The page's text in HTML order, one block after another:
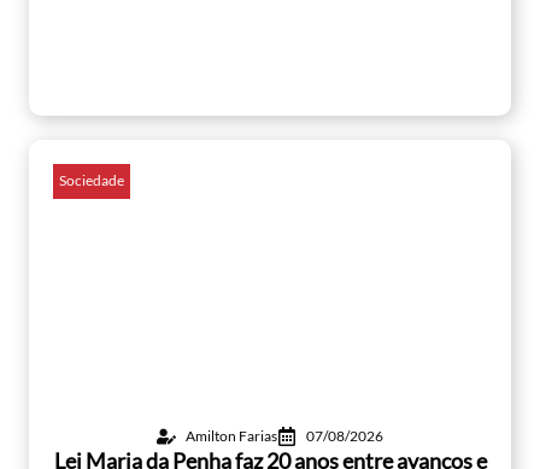
Sociedade
Amilton Farias 07/08/2026
Lei Maria da Penha faz 20 anos entre avanços e